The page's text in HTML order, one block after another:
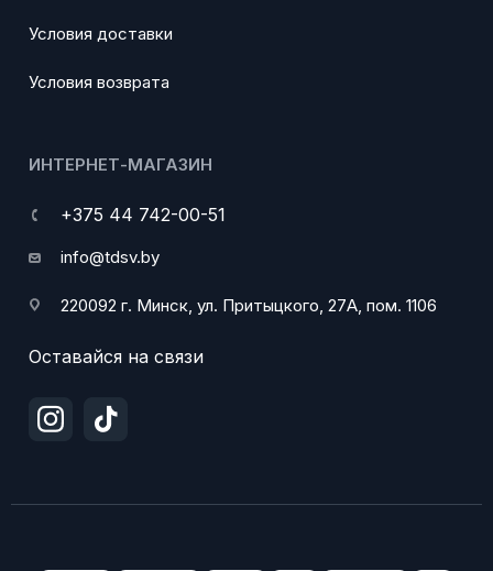
Условия доставки
Условия возврата
ИНТЕРНЕТ-МАГАЗИН
+375 44 742-00-51
info@tdsv.by
220092 г. Минск, ул. Притыцкого, 27А, пом. 1106
Оставайся на связи